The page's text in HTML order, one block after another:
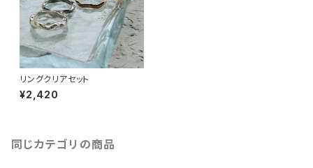
リングクリアセット
¥2,420
同じカテゴリの商品